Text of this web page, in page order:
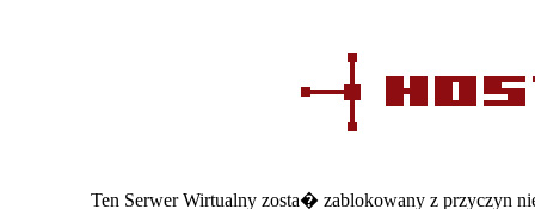
Ten Serwer Wirtualny zosta� zablokowany z przyczyn